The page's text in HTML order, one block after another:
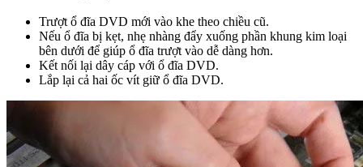
Trượt ổ đĩa DVD mới vào khe theo chiều cũ.
Nếu ổ đĩa bị kẹt, nhẹ nhàng đẩy xuống phần khung kim loại
bên dưới để giúp ổ đĩa trượt vào dễ dàng hơn.
Kết nối lại dây cáp với ổ đĩa DVD.
Lắp lại cả hai ốc vít giữ ổ đĩa DVD.